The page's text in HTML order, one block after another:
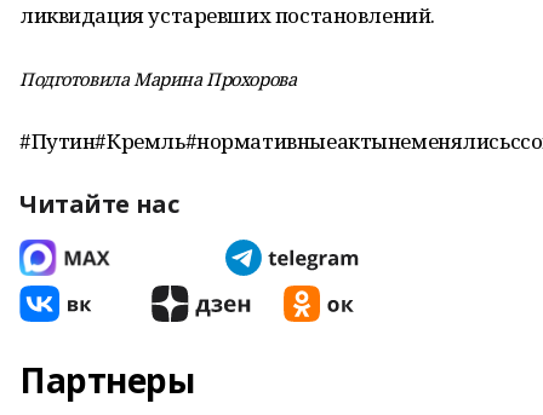
ликвидация устаревших постановлений.
Подготовила Марина Прохорова
Читайте нас
Партнеры